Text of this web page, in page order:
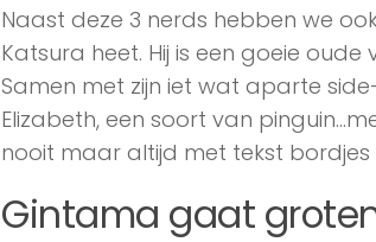
Naast deze 3 nerds hebben we
Katsura heet. Hij is een goeie
Samen met zijn iet wat aparte
Elizabeth, een soort van
nooit maar altijd met tekst bordjes
Gintama gaat